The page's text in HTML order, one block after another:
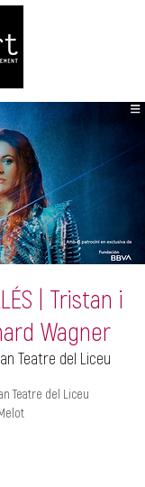
| Tristan i
Wagner
Teatre del Liceu
Teatre del Liceu